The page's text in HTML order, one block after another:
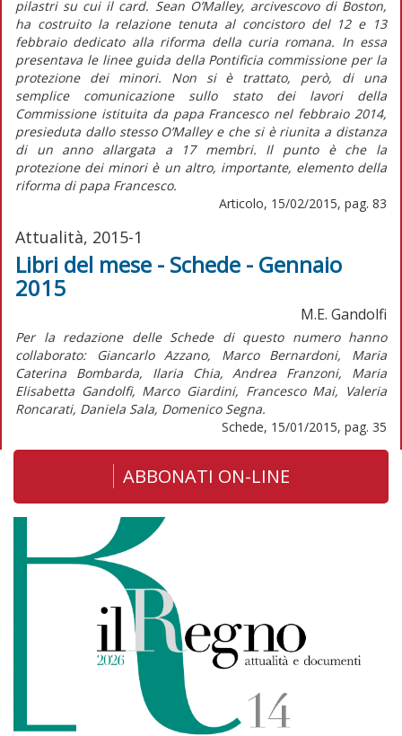
pilastri su cui il card. Sean O’Malley, arcivescovo di Boston,
ha costruito la relazione tenuta al concistoro del 12 e 13
febbraio dedicato alla riforma della curia romana. In essa
presentava le linee guida della Pontificia commissione per la
protezione dei minori. Non si è trattato, però, di una
semplice comunicazione sullo stato dei lavori della
Commissione istituita da papa Francesco nel febbraio 2014,
presieduta dallo stesso O’Malley e che si è riunita a distanza
di un anno allargata a 17 membri. Il punto è che la
protezione dei minori è un altro, importante, elemento della
riforma di papa Francesco.
Articolo, 15/02/2015, pag. 83
Attualità, 2015-1
Libri del mese - Schede - Gennaio
2015
M.E. Gandolfi
Per la redazione delle Schede di questo numero hanno
collaborato: Giancarlo Azzano, Marco Bernardoni, Maria
Caterina Bombarda, Ilaria Chia, Andrea Franzoni, Maria
Elisabetta Gandolfi, Marco Giardini, Francesco Mai, Valeria
Roncarati, Daniela Sala, Domenico Segna.
Schede, 15/01/2015, pag. 35
ABBONATI ON-LINE